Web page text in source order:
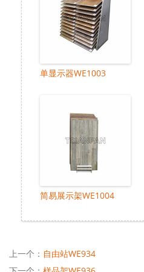
单显示器WE1003
简易展示架WE1004
上一个： 自由站WE934